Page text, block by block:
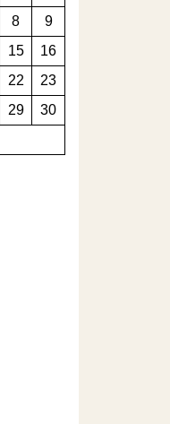
8
9
15
16
22
23
29
30